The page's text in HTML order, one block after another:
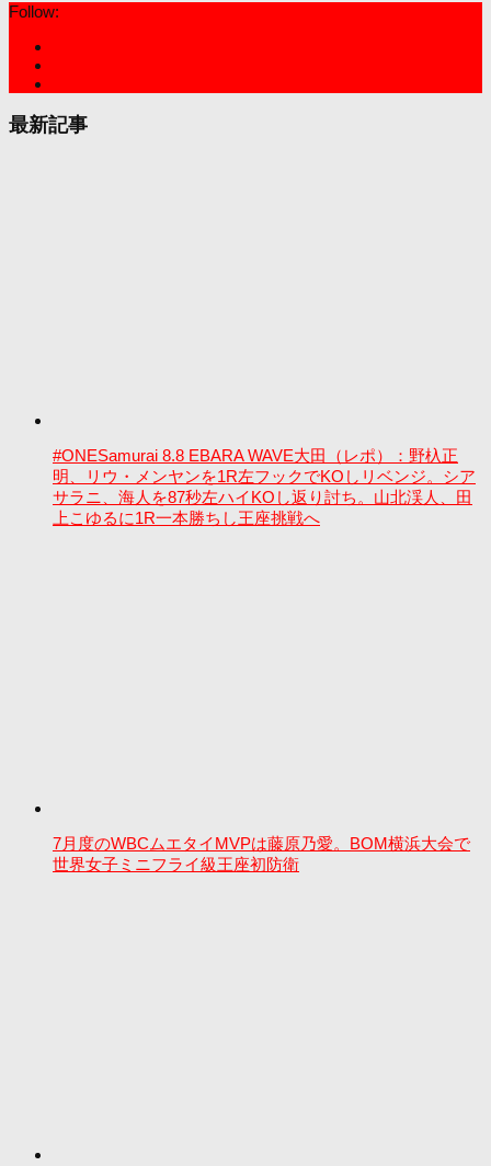
Follow:
最新記事
#ONESamurai 8.8 EBARA WAVE大田（レポ）：野杁正
明、リウ・メンヤンを1R左フックでKOしリベンジ。シア
サラニ、海人を87秒左ハイKOし返り討ち。山北渓人、田
上こゆるに1R一本勝ちし王座挑戦へ
7月度のWBCムエタイMVPは藤原乃愛。BOM横浜大会で
世界女子ミニフライ級王座初防衛